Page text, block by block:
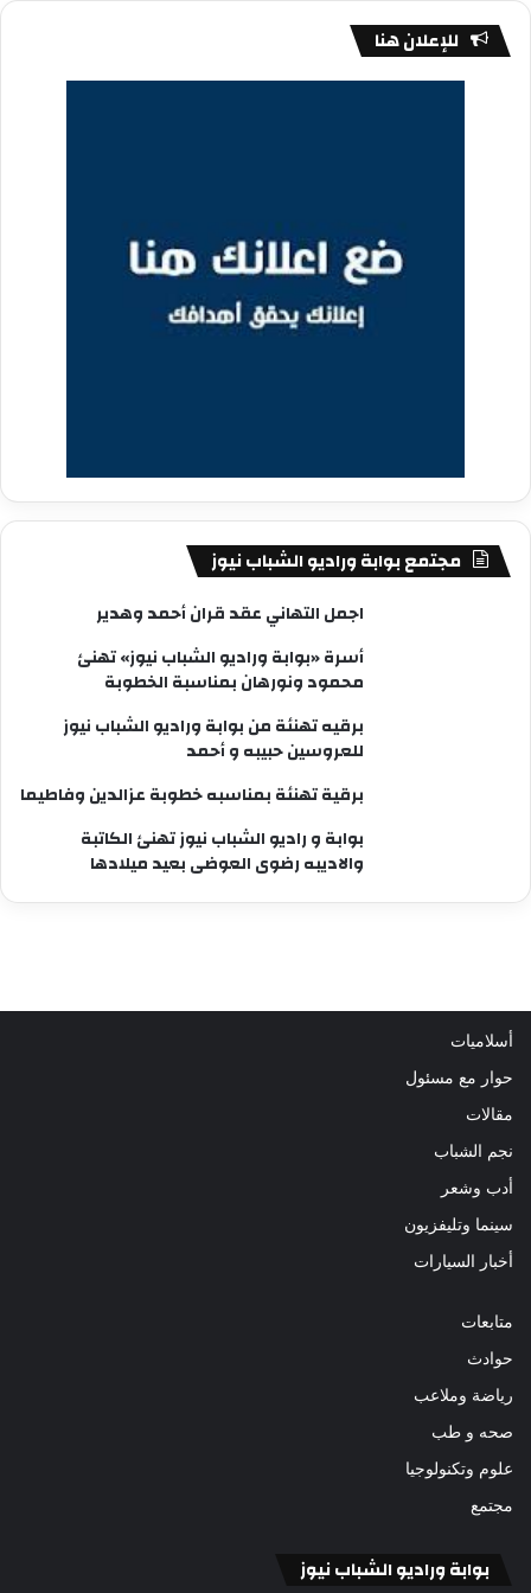
للإعلان هنا
مجتمع بوابة وراديو الشباب نيوز
اجمل التهاني عقد قران أحمد وهدير
أسرة «بوابة وراديو الشباب نيوز» تهنئ
محمود ونورهان بمناسبة الخطوبة
برقيه تهنئة من بوابة وراديو الشباب نيوز
للعروسين حبيبه و أحمد
برقية تهنئة بمناسبه خطوبة عزالدين وفاطيما
بوابة و راديو الشباب نيوز تهنئ الكاتبة
والاديبه رضوى العوضى بعيد ميلادها
أسلاميات
حوار مع مسئول
مقالات
نجم الشباب
أدب وشعر
سينما وتليفزيون
أخبار السيارات
متابعات
حوادث
رياضة وملاعب
صحه و طب
علوم وتكنولوجيا
مجتمع
بوابة وراديو الشباب نيوز